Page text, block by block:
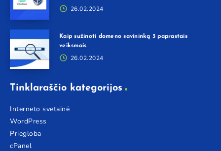
26.02.2024
Kaip sužinoti domeno savininką 3 paprastais
veiksmais
26.02.2024
Tinklaraščio kategorijos
Interneto svetainė
WordPress
Priegloba
cPanel